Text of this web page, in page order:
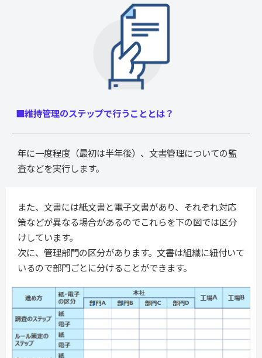
■維持管理のステップで行うこととは？
年に一度程度（最初は半年後）、文書管理についての監
査などを実行します。
また、文書には紙文書と電子文書があり、それぞれ対応
策などが異なる場合があるのでこれらを下の図では区分
けしています。
次に、管理部門の区分があります。文書は組織に紐付いて
いるので部門ごとに分けることができます。